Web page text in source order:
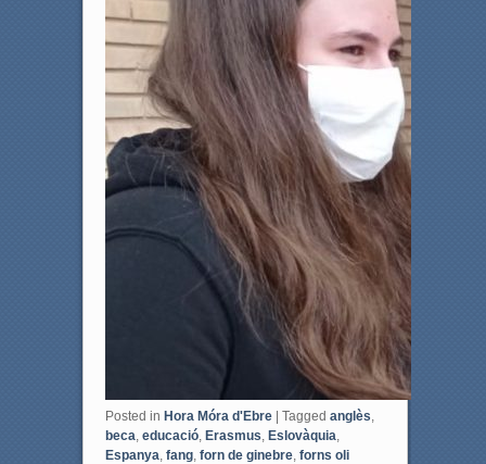
Posted in Hora Móra d'Ebre Tagged anglès,
beca, educació, Erasmus, Eslovàquia,
Espanya, fang, forn de ginebre, forns oli